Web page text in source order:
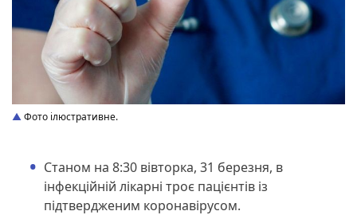
Фото ілюстративне.
Станом на 8:30 вівторка, 31 березня, в
інфекційній лікарні троє пацієнтів із
підтвердженим коронавірусом.